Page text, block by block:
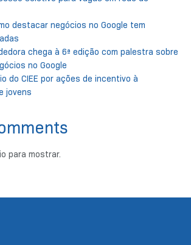
destacar negócios no Google tem
chega à 6ª edição com palestra sobre
no Google
do CIEE por ações de incentivo à
jovens
para mostrar.